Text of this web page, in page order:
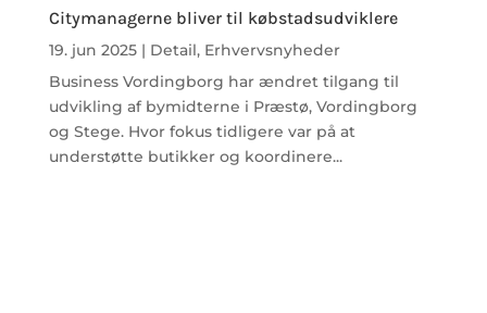
Citymanagerne bliver til købstadsudviklere
19. jun 2025| Detail, Erhvervsnyheder
Business Vordingborg har ændret tilgang til
udvikling af bymidterne i Præstø, Vordingborg
og Stege. Hvor fokus tidligere var på at
understøtte butikker og koordinere...